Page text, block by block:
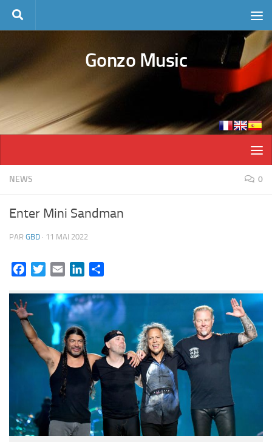
Skip to content
Gonzo Music
NEWS 0
Enter Mini Sandman
PAR GBD · 11 MAI 2022
FacebookTwitterEmail LinkedIn